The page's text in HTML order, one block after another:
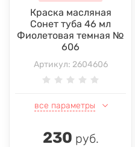
Краска масляная
Сонет туба 46 мл
Фиолетовая темная №
606
Артикул: 2604606
все параметры
230 руб.